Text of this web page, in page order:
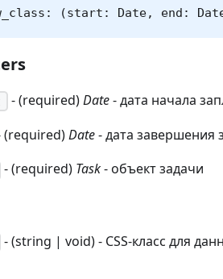
(start: Date, end:
- (required)Date- дата начала
(required)Date- дата завершения
- (required) Task- объект задачи
- (string | void) - CSS-класс для